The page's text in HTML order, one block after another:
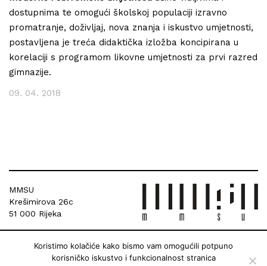
dostupnima te omogući školskoj populaciji izravno
promatranje, doživljaj, nova znanja i iskustvo umjetnosti,
postavljena je treća didaktička izložba koncipirana u
korelaciji s programom likovne umjetnosti za prvi razred
gimnazije.
09. 04. 2018
MMSU
Krešimirova 26c
51 000 Rijeka
Koristimo kolačiće kako bismo vam omogućili potpuno
korisničko iskustvo i funkcionalnost stranica